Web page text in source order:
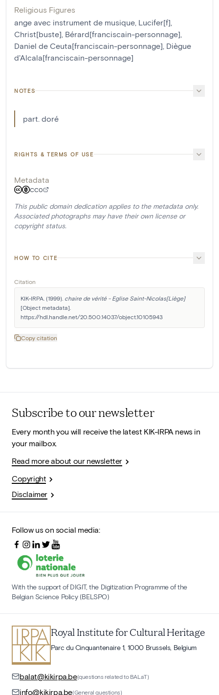
Religious Figures
ange avec instrument de musique, Lucifer[f],
Christ[buste], Bérard[franciscain-personnage],
Daniel de Ceuta[franciscain-personnage], Diègue
d'Alcala[franciscain-personnage]
NOTES
part. doré
RIGHTS & TERMS OF USE
Metadata
CC0
This public domain dedication applies to the metadata only.
Associated photographs may have their own license or
copyright status.
HOW TO CITE
Citation
KIK-IRPA. (1999). chaire de vérité - Eglise Saint-Nicolas[Liège]
[Object metadata].
https://hdl.handle.net/20.500.14037/object.10105943
Copy citation
Subscribe to our newsletter
Every month you will receive the latest KIK-IRPA news in
your mailbox.
Read more about our newsletter
Copyright
Disclaimer
Follow us on social media:
With the support of DIGIT, the Digitization Programme of the
Belgian Science Policy (BELSPO)
Royal Institute for Cultural Heritage
Parc du Cinquantenaire 1, 1000 Brussels, Belgium
balat@kikirpa.be(questions related to BALaT)
info@kikirpa.be(General questions)